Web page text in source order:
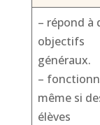
– répond à
objectifs
généraux.
–
même si
élèves